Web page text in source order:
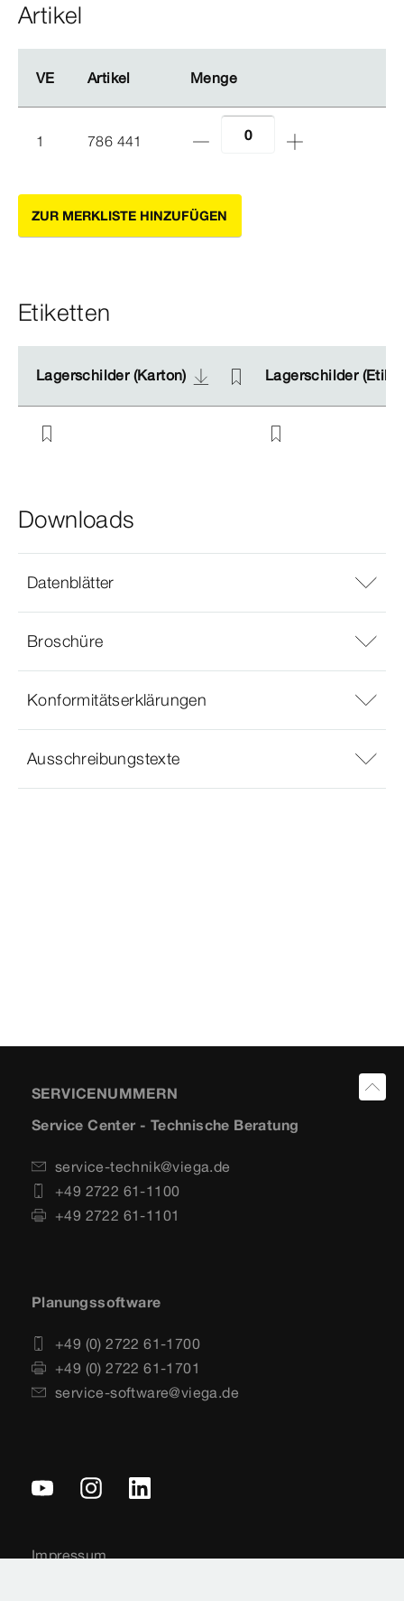
Artikel
VE Artikel Menge
VE Artikel Menge
1 786 441
ZUR MERKLISTE HINZUFÜGEN
Etiketten
Lagerschilder (Karton) Lagerschilder
Lagerschilder (Karton) Lagerschilder
Downloads
Datenblätter
Broschüre
Konformitätserklärungen
Ausschreibungstexte
SERVICENUMMERN
Service Center - Technische Beratung
service-technik@viega.de
+49 2722 61-1100
+49 2722 61-1101
Planungssoftware
+49 (0) 2722 61-1700
+49 (0) 2722 61-1701
service-software@viega.de
Impressum